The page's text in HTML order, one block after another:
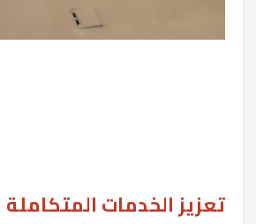
تعزيز الخدمات المتكاملة